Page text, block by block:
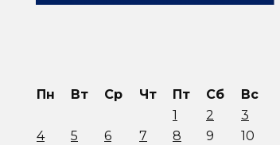
Пн Вт Ср Чт Пт Сб
Вс
1
2
3
4
5 6 7 8 9
10